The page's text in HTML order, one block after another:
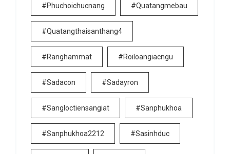
#phuchoichucnang #quatangmebau
#quatangthaisanthang4
#ranghammat #roiloangiacngu
#sadacon #sadayron
#sangloctiensangiat #sanphukhoa
#sanphukhoa2212 #sasinhduc